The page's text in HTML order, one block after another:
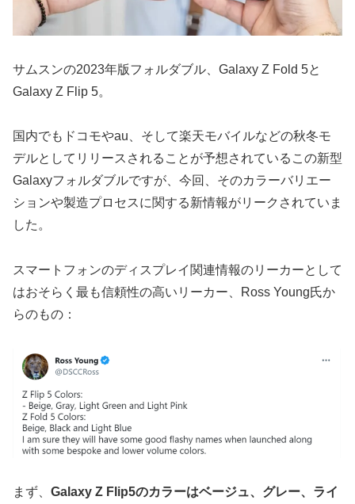
サムスンの2023年版フォルダブル、Galaxy Z Fold 5と
Galaxy Z Flip 5。
国内でもドコモやau、そして楽天モバイルなどの秋冬モ
デルとしてリリースされることが予想されているこの新型
Galaxyフォルダブルですが、今回、そのカラーバリエー
ションや製造プロセスに関する新情報がリークされていま
した。
スマートフォンのディスプレイ関連情報のリーカーとして
はおそらく最も信頼性の高いリーカー、Ross Young氏か
らのもの：
まず、 Galaxy Z Flip5のカラーはベージュ、グレー、ライ